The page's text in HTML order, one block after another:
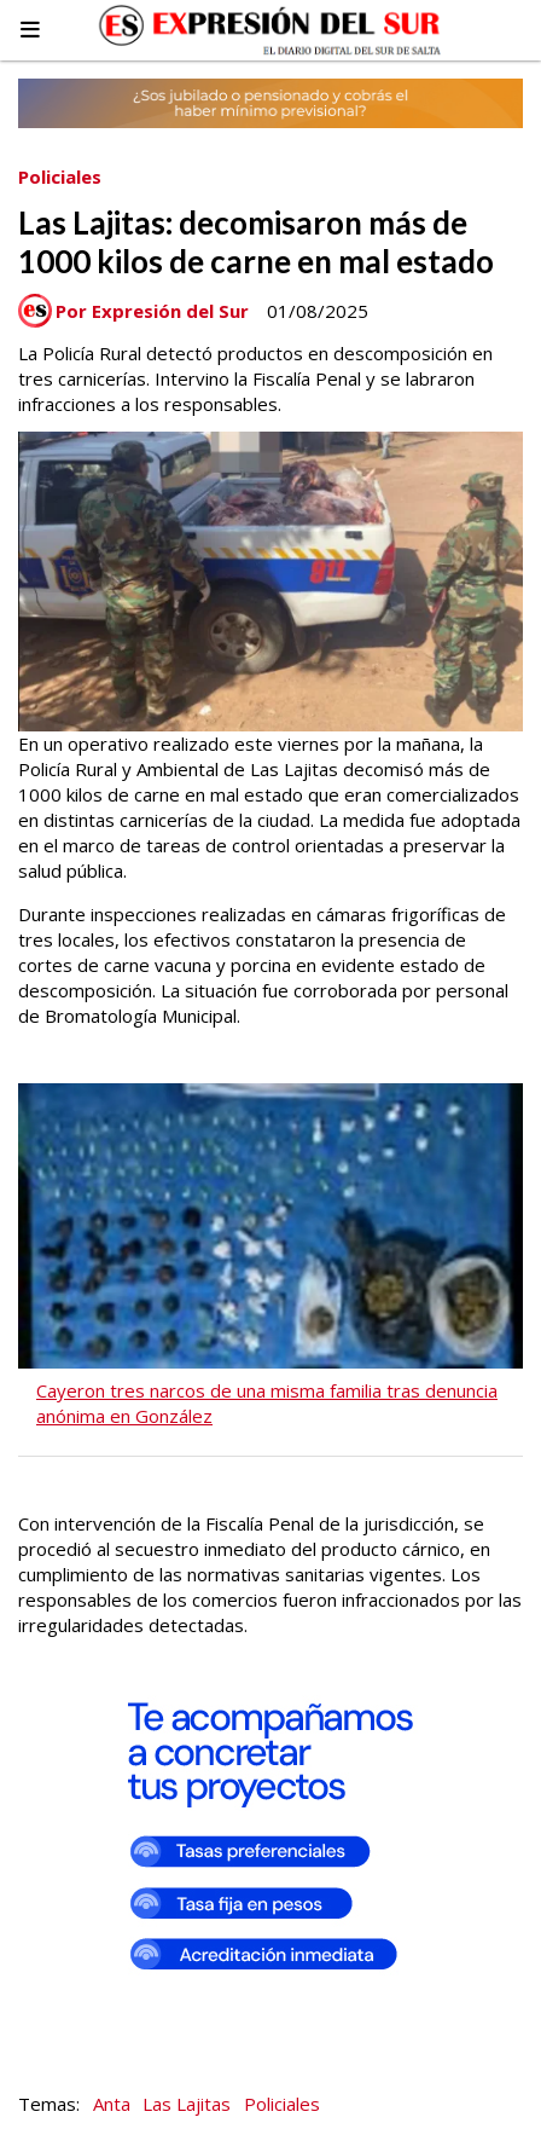
Las Lajitas: decomisaron más de
1000 kilos de carne en mal estado
La Policía Rural detectó productos en descomposición en
tres carnicerías. Intervino la Fiscalía Penal y se labraron
infracciones a los responsables.
Policiales
01/08/2025
Por Expresión del Sur
En un operativo realizado este viernes por la mañana, la
Policía Rural y Ambiental de Las Lajitas decomisó más de
1000 kilos de carne en mal estado que eran comercializados
en distintas carnicerías de la ciudad. La medida fue adoptada
en el marco de tareas de control orientadas a preservar la
salud pública.
Durante inspecciones realizadas en cámaras frigoríficas de
tres locales, los efectivos constataron la presencia de
cortes de carne vacuna y porcina en evidente estado de
descomposición. La situación fue corroborada por personal
de Bromatología Municipal.
Cayeron tres narcos de una misma familia tras denuncia
anónima en González
Con intervención de la Fiscalía Penal de la jurisdicción, se
procedió al secuestro inmediato del producto cárnico, en
cumplimiento de las normativas sanitarias vigentes. Los
responsables de los comercios fueron infraccionados por las
irregularidades detectadas.
Anta Las Lajitas Policiales